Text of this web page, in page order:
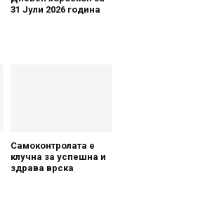
31 Јули 2026 година
Самоконтролата е
клучна за успешна и
здрава врска